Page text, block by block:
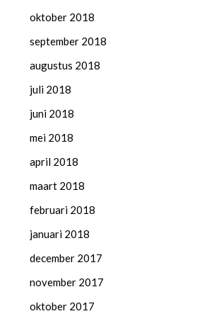
oktober 2018
september 2018
augustus 2018
juli 2018
juni 2018
mei 2018
april 2018
maart 2018
februari 2018
januari 2018
december 2017
november 2017
oktober 2017